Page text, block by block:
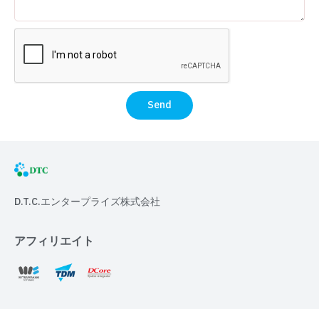
Send
D.T.C.エンタープライズ株式会社
アフィリエイト